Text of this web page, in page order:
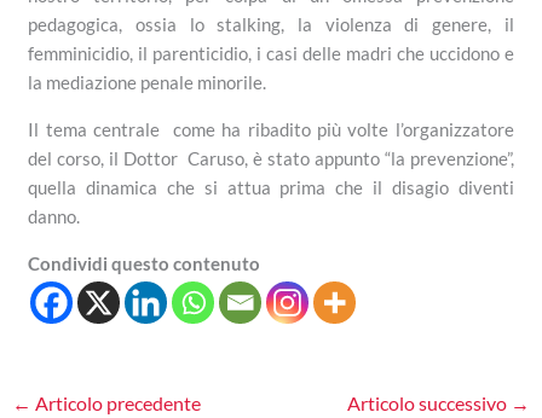
pedagogica, ossia lo stalking, la violenza di genere, il
femminicidio, il parenticidio, i casi delle madri che uccidono e
la mediazione penale minorile.
Il tema centrale come ha ribadito più volte l’organizzatore
del corso, il Dottor Caruso, è stato appunto “la prevenzione”,
quella dinamica che si attua prima che il disagio diventi
danno.
Condividi questo contenuto
← Articolo precedente Articolo successivo →